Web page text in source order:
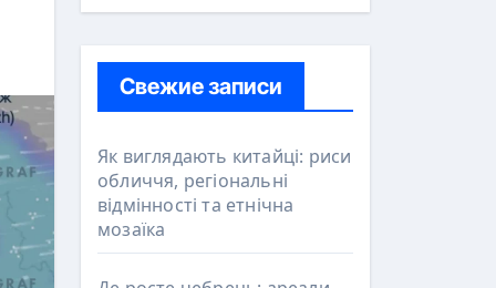
Свежие записи
Як виглядають китайці: риси
обличчя, регіональні
відмінності та етнічна
мозаїка